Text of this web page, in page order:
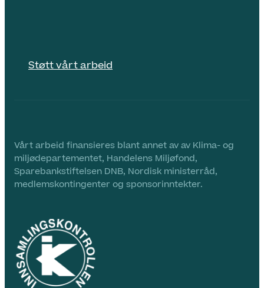
Støtt vårt arbeid
Vårt arbeid finansieres blant annet av av Klima- og
miljødepartementet, Handelens Miljøfond,
Sparebankstiftelsen DNB, Nordisk ministerråd,
medlemskontingenter og sponsorinntekter.